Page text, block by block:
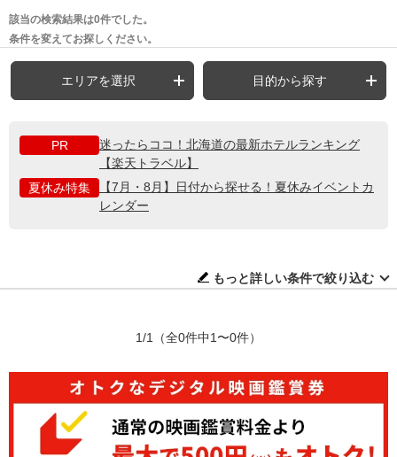
該当の検索結果は0件でした。
条件を変えてお探しください。
エリアを選択 目的から探す
PR
迷ったらココ！北海道の最新ホテルランキング
【楽天トラベル】
夏休み特集
【7月・8月】日付から探せる！夏休みイベントカ
レンダー
もっと詳しい条件で絞り込む
1/1 （全0件中1〜0件）